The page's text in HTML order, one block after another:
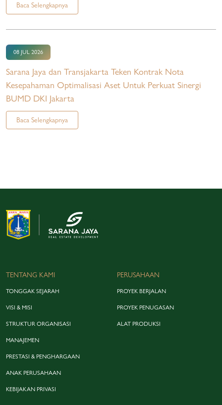
Baca Selengkapnya
08 JUL 2026
Sarana Jaya dan Transjakarta Teken Kontrak Nota
Kesepahaman Optimalisasi Aset Untuk Perkuat Sinergi
BUMD DKI Jakarta
Baca Selengkapnya
TENTANG KAMI
TONGGAK SEJARAH
VISI & MISI
STRUKTUR ORGANISASI
MANAJEMEN
PRESTASI & PENGHARGAAN
ANAK PERUSAHAAN
KEBIJAKAN PRIVASI
PERUSAHAAN
PROYEK BERJALAN
PROYEK PENUGASAN
ALAT PRODUKSI